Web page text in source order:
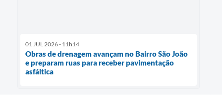
01 JUL 2026 - 11h14
Obras de drenagem avançam no Bairro São João
e preparam ruas para receber pavimentação
asfáltica